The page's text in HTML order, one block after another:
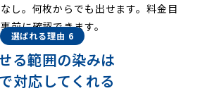
し。何枚からでも出せます。料金目
前に確認できます。
選ばれる理由 6
る範囲の染みは
対応してくれる